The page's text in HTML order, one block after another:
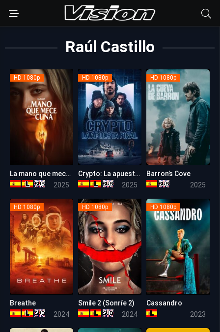
Raúl Castillo
HD 1080p
La mano que mece la cuna (2025)
2025
HD 1080p
Crypto: La apuesta final (Cold Wallet)
2025
HD 1080p
Barron’s Cove
2025
HD 1080p
Breathe
2024
7.2
HD 1080p
Smile 2 (Sonríe 2)
2024
HD 1080p
Cassandro
2023